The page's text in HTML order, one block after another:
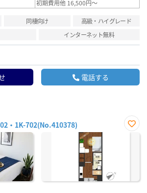
初期費用他 16,500円～
同棲向け
高級・ハイグレード
インターネット無料
電話する
・1K-702(No.410378)
お気